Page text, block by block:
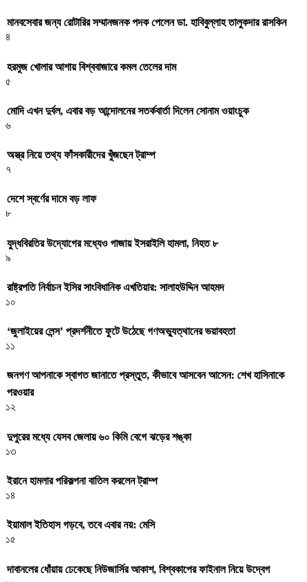
মানবসেবার জন্য রোটারির সম্মানজনক পদক পেলেন ডা. হাবিবুল্লাহ তালুকদার রাসকিন
৪
হরমুজ খোলার আশায় বিশ্ববাজারে কমল তেলের দাম
৫
মোদি এখন দুর্বল, এবার বড় আন্দোলনের সতর্কবার্তা দিলেন সোনাম ওয়াংচুক
৬
অস্ত্র নিয়ে তথ্য ফাঁসকারীদের খুঁজছেন ট্রাম্প
৭
দেশে স্বর্ণের দামে বড় লাফ
৮
যুদ্ধবিরতির উদ্যোগের মধ্যেও গাজায় ইসরাইলি হামলা, নিহত ৮
৯
রাষ্ট্রপতি নির্বাচন ইসির সাংবিধানিক এখতিয়ার: সালাহউদ্দিন আহমদ
১০
‘জুলাইয়ের লেন্স’ প্রদর্শনীতে ফুটে উঠেছে গণঅভ্যুত্থানের ভয়াবহতা
১১
জনগণ আপনাকে স্বাগত জানাতে প্রস্তুত, কীভাবে আসবেন আসেন: শেখ হাসিনাকে
পরওয়ার
১২
দুপুরের মধ্যে যেসব জেলায় ৬০ কিমি বেগে ঝড়ের শঙ্কা
১৩
ইরানে হামলার পরিকল্পনা বাতিল করলেন ট্রাম্প
১৪
ইয়ামাল ইতিহাস গড়বে, তবে এবার নয়: মেসি
১৫
দাবানলের ধোঁয়ায় ঢেকেছে নিউজার্সির আকাশ, বিশ্বকাপের ফাইনাল নিয়ে উদ্বেগ